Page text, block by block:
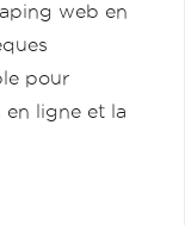
web en
pour
ligne et la